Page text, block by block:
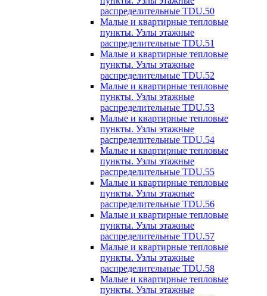
распределительные TDU.50
Малые и квартирные тепловые
пункты. Узлы этажные
распределительные TDU.51
Малые и квартирные тепловые
пункты. Узлы этажные
распределительные TDU.52
Малые и квартирные тепловые
пункты. Узлы этажные
распределительные TDU.53
Малые и квартирные тепловые
пункты. Узлы этажные
распределительные TDU.54
Малые и квартирные тепловые
пункты. Узлы этажные
распределительные TDU.55
Малые и квартирные тепловые
пункты. Узлы этажные
распределительные TDU.56
Малые и квартирные тепловые
пункты. Узлы этажные
распределительные TDU.57
Малые и квартирные тепловые
пункты. Узлы этажные
распределительные TDU.58
Малые и квартирные тепловые
пункты. Узлы этажные